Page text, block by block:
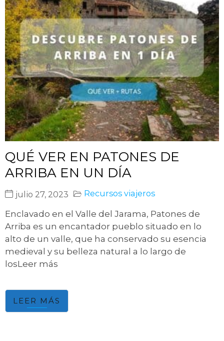
QUÉ VER EN PATONES DE
ARRIBA EN UN DÍA
julio 27, 2023 Recursos viajeros
Enclavado en el Valle del Jarama, Patones de
Arriba es un encantador pueblo situado en lo
alto de un valle, que ha conservado su esencia
medieval y su belleza natural a lo largo de
losLeer más
LEER MÁS